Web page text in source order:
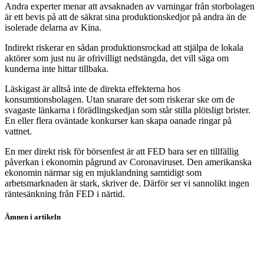
Andra experter menar att avsaknaden av varningar från storbolagen
är ett bevis på att de säkrat sina produktionskedjor på andra än de
isolerade delarna av Kina.
Indirekt riskerar en sådan produktionsrockad att stjälpa de lokala
aktörer som just nu är ofrivilligt nedstängda, det vill säga om
kunderna inte hittar tillbaka.
Läskigast är alltså inte de direkta effekterna hos
konsumtionsbolagen. Utan snarare det som riskerar ske om de
svagaste länkarna i förädlingskedjan som står stilla plötsligt brister.
En eller flera oväntade konkurser kan skapa oanade ringar på
vattnet.
En mer direkt risk för börsenfest är att FED bara ser en tillfällig
påverkan i ekonomin pågrund av Coronaviruset. Den amerikanska
ekonomin närmar sig en mjuklandning samtidigt som
arbetsmarknaden är stark, skriver de. Därför ser vi sannolikt ingen
räntesänkning från FED i närtid.
Ämnen i artikeln